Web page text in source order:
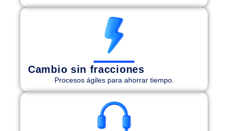
Cambio sin fracciones
Procesos ágiles para ahorrar tiempo.